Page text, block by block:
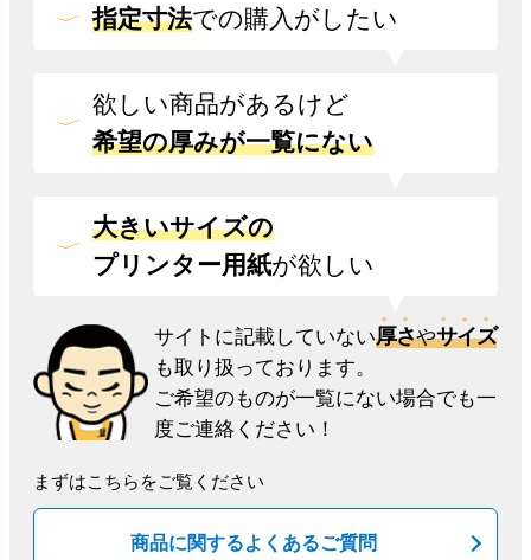
指定寸法での購入がしたい
欲しい商品があるけど
希望の厚みが一覧にない
大きいサイズの
プリンター用紙が欲しい
サイトに記載していない厚さやサイズ
も取り扱っております。
ご希望のものが一覧にない場合でも一
度ご連絡ください！
まずはこちらをご覧ください
商品に関するよくあるご質問